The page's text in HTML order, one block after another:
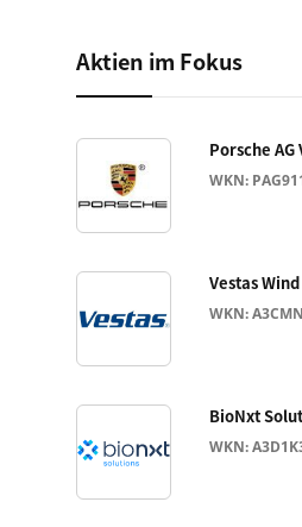
Aktien im Fokus
Porsche AG
WKN:
Vestas
WKN:
BioNxt
WKN: